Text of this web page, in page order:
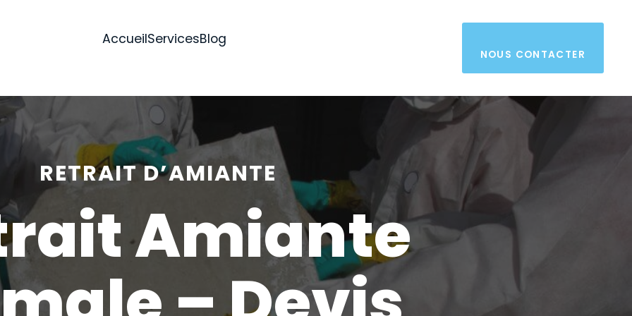
AccueilServicesBlog
NOUS CONTACTER
RETRAIT D’AMIANTE
Amiante